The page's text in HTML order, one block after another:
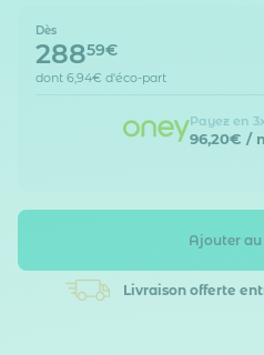
Dès
28859€
dont 6,94€ d'éco-part
Payez en
96,20€ /
Ajouter
Livraison offerte